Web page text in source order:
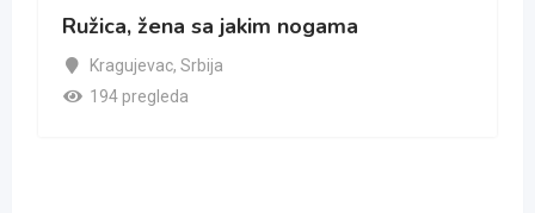
Ružica, žena sa jakim nogama
Kragujevac, Srbija
194 pregleda